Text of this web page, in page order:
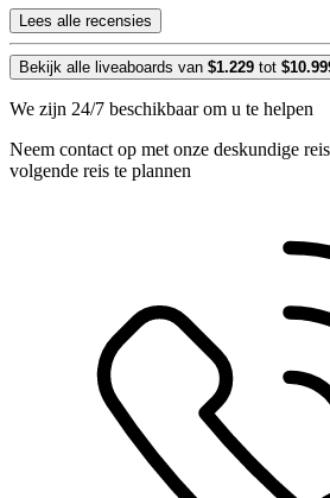
Lees alle recensies
Bekijk alle liveaboards van $1.229 tot
We zijn 24/7 beschikbaar om u te helpen
Neem contact op met onze deskundige
volgende reis te plannen